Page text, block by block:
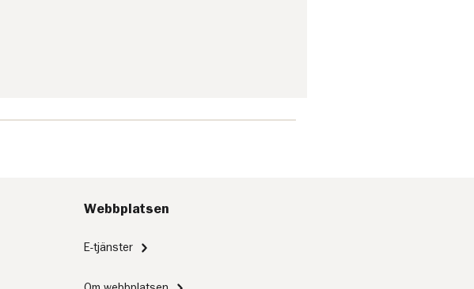
Webbplatsen
E-tjänster